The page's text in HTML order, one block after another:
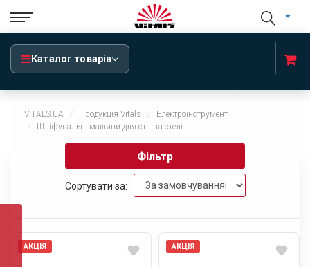
Каталог товарів
VITALS.UA Продукція Vitals
Електроінструмент
Шлiфувальнi машини для стiн та стелi
x
Фільтр
Сортувати за:
АКЦІЯ АКЦІЯ